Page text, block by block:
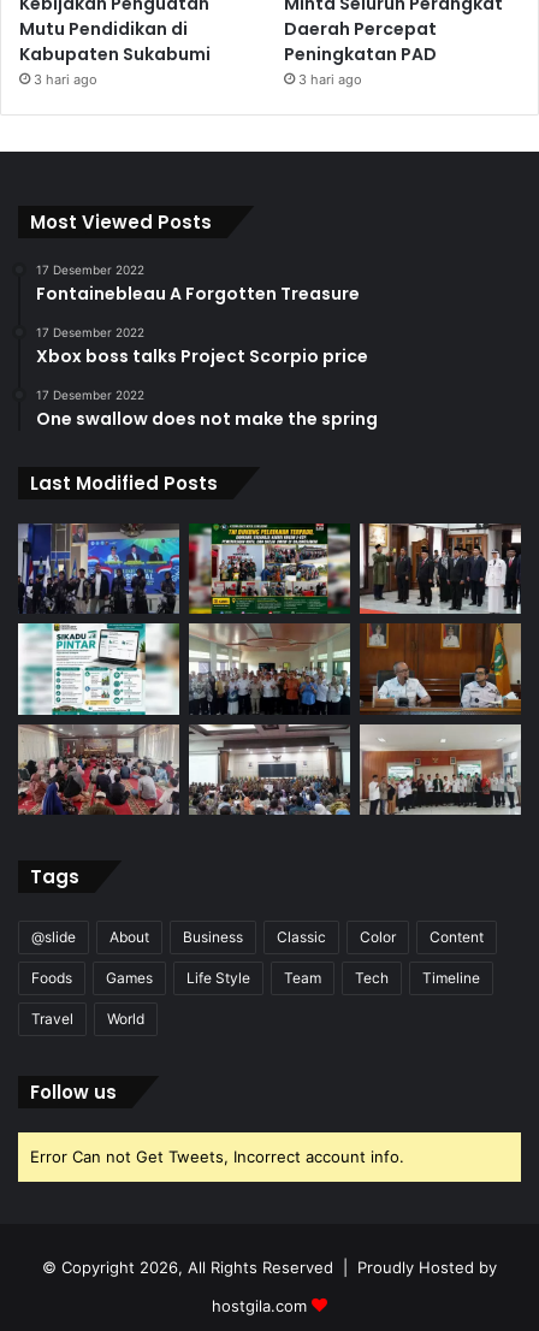
Mutu Pendidikan di
Kabupaten Sukabumi
3 hari ago
Daerah Percepat
Peningkatan PAD
3 hari ago
Most Viewed Posts
17 Desember 2022
Fontainebleau A Forgotten Treasure
17 Desember 2022
Xbox boss talks Project Scorpio price
17 Desember 2022
One swallow does not make the spring
Last Modified Posts
Tags
@slide About Business Classic Color Content
Foods Games Life Style Team Tech Timeline
Travel World
Follow us
Error Can not Get Tweets, Incorrect account info.
© Copyright 2026, All Rights Reserved | Proudly Hosted by
hostgila.com